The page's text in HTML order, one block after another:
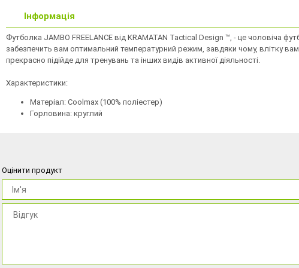
Інформація
Футболка JAMBO FREELANCE від KRAMATAN Tactical Design ™, - це чоловіча
забезпечить вам оптимальний температурний режим, завдяки чому, влітку
прекрасно підійде для тренувань та інших видів активної діяльності.
Характеристики:
Матеріал: Coolmax (100% поліестер)
Горловина: круглий
Оцінити продукт